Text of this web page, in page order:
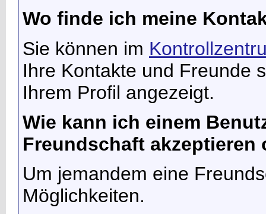
Wo finde ich meine
Sie können im
Ihre Kontakte und Freunde
Ihrem Profil angezeigt.
Wie kann ich einem
Freundschaft akzeptieren
Um jemandem eine
Möglichkeiten.